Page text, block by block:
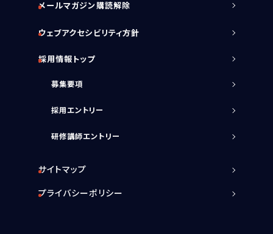
サイトマップ
プライバシーポリシー
メールマガジン購読解除
ウェブアクセシビリティ方針
採用情報トップ
募集要項
採用エントリー
研修講師エントリー